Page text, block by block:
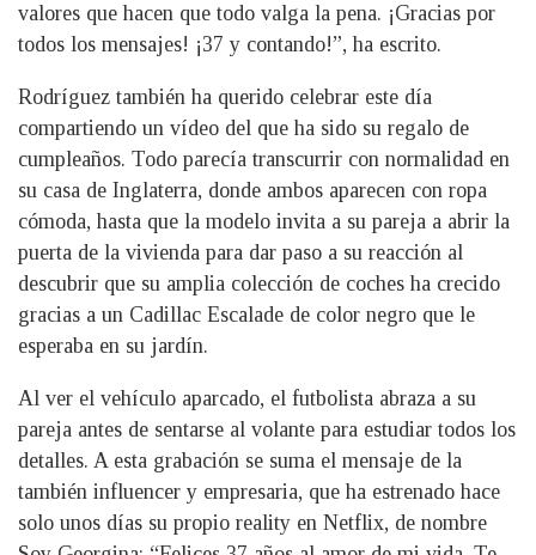
valores que hacen que todo valga la pena. ¡Gracias por
todos los mensajes! ¡37 y contando!”, ha escrito.
Rodríguez también ha querido celebrar este día
compartiendo un vídeo del que ha sido su regalo de
cumpleaños. Todo parecía transcurrir con normalidad en
su casa de Inglaterra, donde ambos aparecen con ropa
cómoda, hasta que la modelo invita a su pareja a abrir la
puerta de la vivienda para dar paso a su reacción al
descubrir que su amplia colección de coches ha crecido
gracias a un Cadillac Escalade de color negro que le
esperaba en su jardín.
Al ver el vehículo aparcado, el futbolista abraza a su
pareja antes de sentarse al volante para estudiar todos los
detalles. A esta grabación se suma el mensaje de la
también influencer y empresaria, que ha estrenado hace
solo unos días su propio reality en Netflix, de nombre